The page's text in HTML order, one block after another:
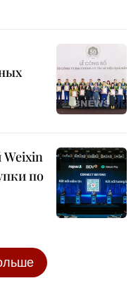
Weixin
по